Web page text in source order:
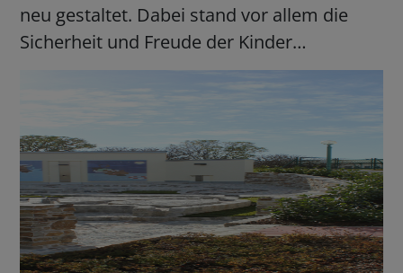
neu gestaltet. Dabei stand vor allem die
Sicherheit und Freude der Kinder…